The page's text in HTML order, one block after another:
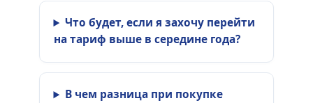
Что будет, если я захочу перейти
на тариф выше в середине года?
В чем разница при покупке